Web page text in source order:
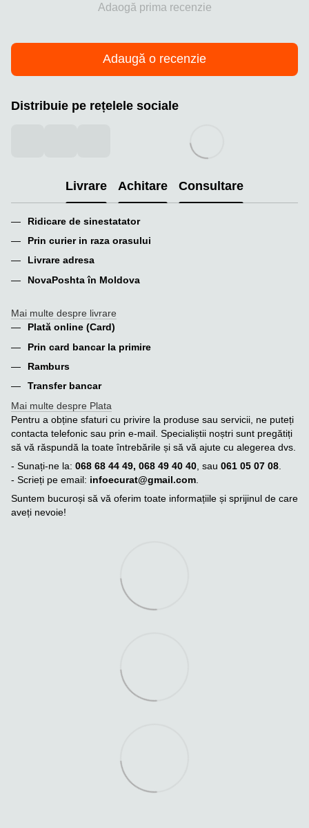
Adaogă prima recenzie
Adaugă o recenzie
Distribuie pe rețelele sociale
Livrare Achitare Consultare
Ridicare de sinestatator
Prin curier in raza orasului
Livrare adresa
NovaPoshta în Moldova
Mai multe despre livrare
Plată online (Card)
Prin card bancar la primire
Ramburs
Transfer bancar
Mai multe despre Plata
Pentru a obține sfaturi cu privire la produse sau servicii, ne puteți
contacta telefonic sau prin e-mail. Specialiștii noștri sunt pregătiți
să vă răspundă la toate întrebările și să vă ajute cu alegerea dvs.
- Sunați-ne la: 068 68 44 49, 068 49 40 40 , sau 061 05 07 08
- Scrieți pe email: infoecurat@gmail.com
Suntem bucuroși să vă oferim toate informațiile și sprijinul de care
aveți nevoie!